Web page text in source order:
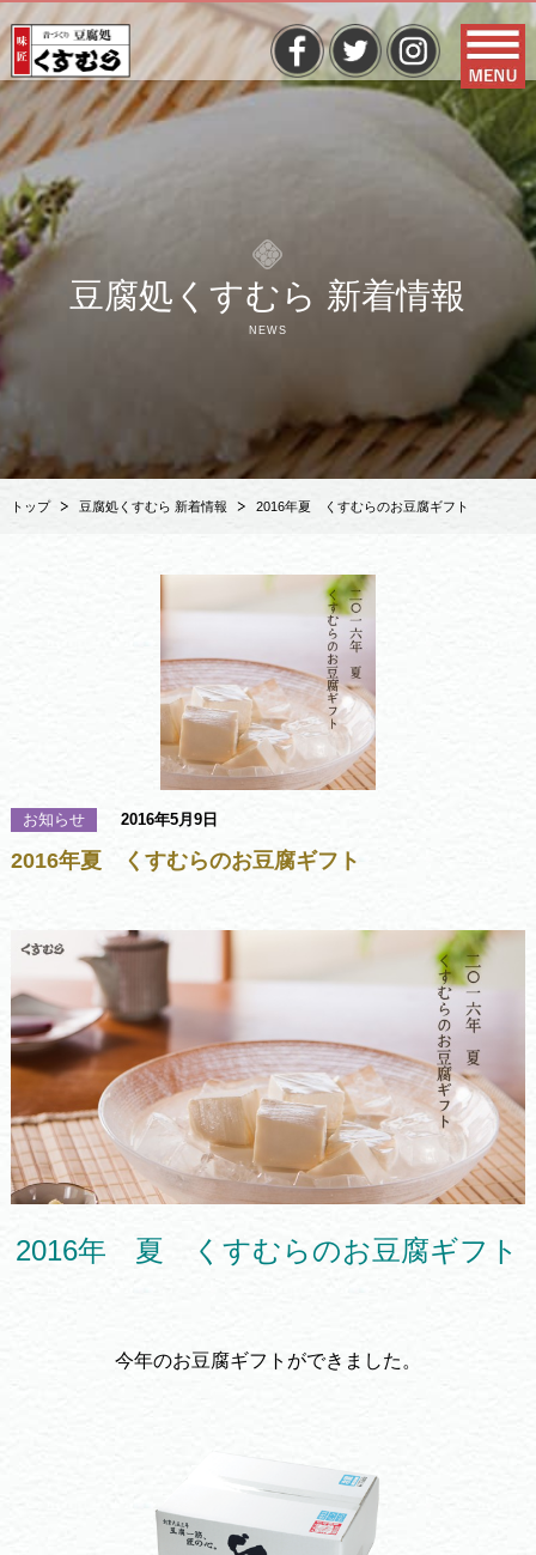
豆腐処くすむら 新着情報
NEWS
トップ 豆腐処くすむら 新着情報 2016年夏 くすむらのお豆腐ギフト
お知らせ 2016年5月9日
2016年夏 くすむらのお豆腐ギフト
2016年 夏 くすむらのお豆腐ギフト
今年のお豆腐ギフトができました。